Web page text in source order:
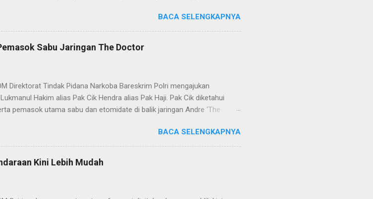
Sigit menerangkan, majelis hakim berpendapat bahwa perbuatan
unsur penipuan sehingga dianggap bukan merupakan tindak pidana.
Ervan merupakan hubungan hukum keperdataan. Atas dasar
dari tuntutan hukum (onslag van alle recht vervolging). Menanggapi hal
BACA SELENGKAPNYA
Sabu Jaringan The Doctor
Direktorat Tindak Pidana Narkoba Bareskrim Polri mengajukan
Hakim alias Pak Cik Hendra alias Pak Haji. Pak Cik diketahui
pemasok utama sabu dan etomidate di balik jaringan Andre 'The
alias Pak Haji," kata Direktur Tindak Pidana Narkoba (Dirtipidnarkoba)
Santoso. dalam keterangannya, Rabu (20/5). Eko menerangkan Pak Cik
(WNI) asal Aceh yang saat ini terdeteksi berada di Malaysia. Namun,
sudah berpindah menjadi warga negara Saint Kitts and Nevis.
BACA SELENGKAPNYA
Kini Lebih Mudah